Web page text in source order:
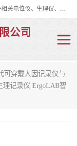
眼动仪多少钱?北京津发科技股份有限公司主营：事件相关电位仪、生理仪、肌电仪、脑电仪、皮电仪、眼动仪；是国家级高新技术企业、科技部认定的科技型中小企业和中关村高新技术企业，具备保密资格，具备自主进出口经营权；自主研发技术、产品与服务荣获多项省部级科学技术奖励、国家发明专利、国家软件著作权和省部级新技术新产品（服务）认证。
公司
可穿戴人因记录仪与
理记录仪 ErgoLAB智